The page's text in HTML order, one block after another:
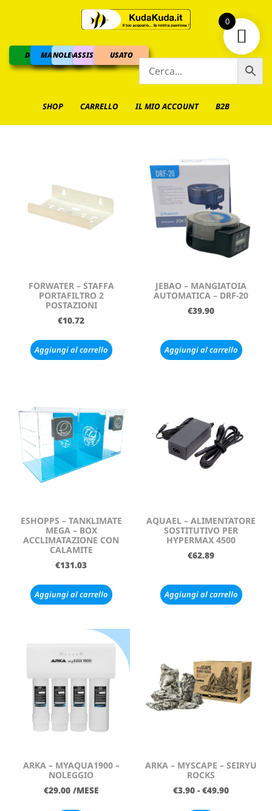
DOLCEMARINO
NOLEGGIOASSISTENZAUSATO
SHOP CARRELLO IL MIO ACCOUNT B2B
FORWATER – STAFFA
PORTAFILTRO 2
POSTAZIONI
€10.72
Aggiungi al carrello
JEBAO – MANGIATOIA
AUTOMATICA – DRF-20
€39.90
Aggiungi al carrello
ESHOPPS – TANKLIMATE
MEGA – BOX
ACCLIMATAZIONE CON
CALAMITE
€131.03
Aggiungi al carrello
AQUAEL – ALIMENTATORE
SOSTITUTIVO PER
HYPERMAX 4500
€62.89
Aggiungi al carrello
ARKA – MYAQUA1900 –
NOLEGGIO
€29.00 /MESE
ARKA – MYSCAPE – SEIRYU
ROCKS
€3.90 - €49.90
0